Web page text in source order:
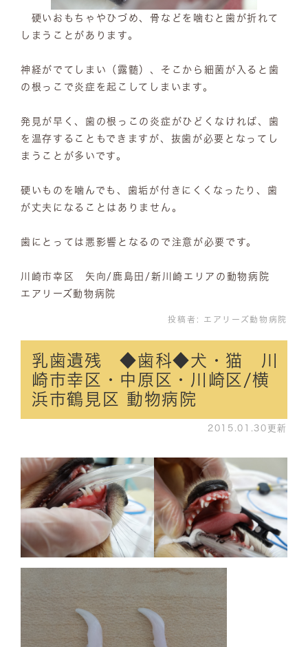
硬いおもちゃやひづめ、骨などを噛むと歯が折れて
しまうことがあります。
神経がでてしまい（露髄）、そこから細菌が入ると歯
の根っこで炎症を起こしてしまいます。
発見が早く、歯の根っこの炎症がひどくなければ、歯
を温存することもできますが、抜歯が必要となってし
まうことが多いです。
硬いものを噛んでも、歯垢が付きにくくなったり、歯
が丈夫になることはありません。
歯にとっては悪影響となるので注意が必要です。
川崎市幸区 矢向/鹿島田/新川崎エリアの動物病院
エアリーズ動物病院
投稿者: エアリーズ動物病院
乳歯遺残 ◆歯科◆犬・猫 川
崎市幸区・中原区・川崎区/横
浜市鶴見区 動物病院
2015.01.30更新